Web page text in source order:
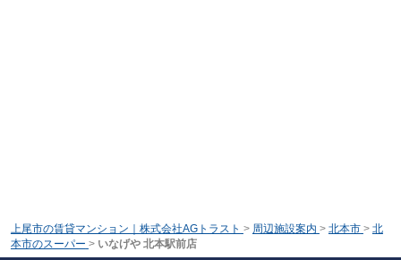
上尾市の賃貸マンション｜株式会社AGトラスト > 周辺施設案内 > 北本市 > 北
本市のスーパー > いなげや 北本駅前店